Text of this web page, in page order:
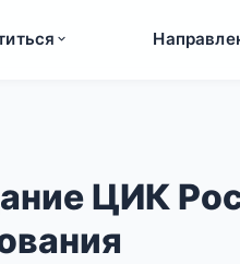
ЦИК